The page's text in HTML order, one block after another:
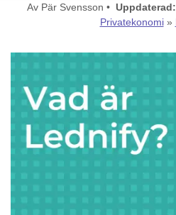
Av Pär Svensson • Uppdaterad:
Privatekonomi»